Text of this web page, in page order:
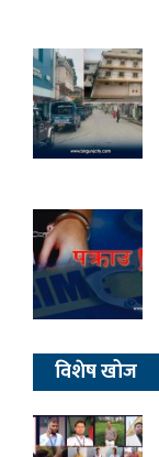
विशेष खोज